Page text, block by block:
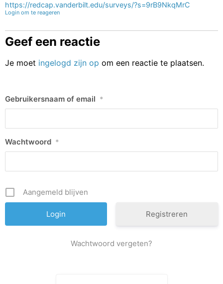
https://redcap.vanderbilt.edu/surveys/?s=9rB9NkqMrC
Login om te reageren
Geef een reactie
Je moet ingelogd zijn op om een reactie te plaatsen.
Gebruikersnaam of email *
Wachtwoord *
Aangemeld blijven
Registreren
Wachtwoord vergeten?